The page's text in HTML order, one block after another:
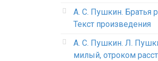
А. С. Пушкин. Братья
Текст произведения
А. С. Пушкин. Л.
милый, отроком